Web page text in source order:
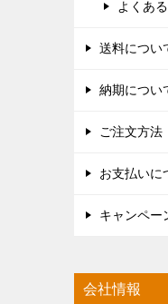
よくあ
送料につい
納期につい
ご注文方法
お支払いに
キャンペー
会社情報